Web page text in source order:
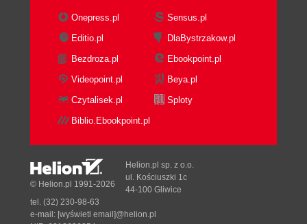
Onepress.pl
Sensus.pl
Editio.pl
DlaBystrzakow.pl
Bezdroza.pl
Ebookpoint.pl
Videopoint.pl
Beya.pl
Czytalisek.pl
Sploty
Biblio.Ebookpoint.pl
© Helion.pl 1991-2026
Helion.pl sp. z o.o.
ul. Kościuszki 1c
44-100 Gliwice
tel. (32) 230-98-63
e-mail: [wyświetl email]@helion.pl